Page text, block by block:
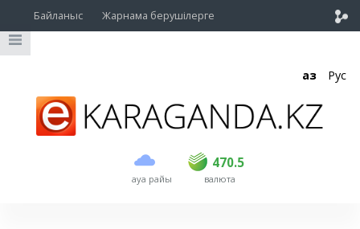
Байланыс Жарнама берушілерге
Қаз Рус
ауа райы
470.5
USD 468.5 470.5
EUR валюта